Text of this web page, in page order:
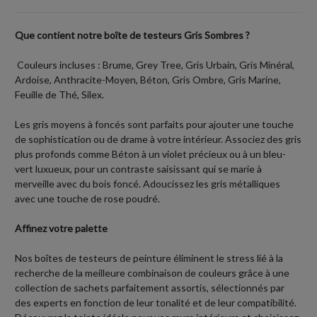
Que contient notre boîte de testeurs Gris Sombres ?
Couleurs incluses : Brume, Grey Tree, Gris Urbain, Gris Minéral,
Ardoise, Anthracite-Moyen, Béton, Gris Ombre, Gris Marine,
Feuille de Thé, Silex.
Les gris moyens à foncés sont parfaits pour ajouter une touche
de sophistication ou de drame à votre intérieur. Associez des gris
plus profonds comme Béton à un violet précieux ou à un bleu-
vert luxueux, pour un contraste saisissant qui se marie à
merveille avec du bois foncé. Adoucissez les gris métalliques
avec une touche de rose poudré.
Affinez votre palette
Nos boîtes de testeurs de peinture éliminent le stress lié à la
recherche de la meilleure combinaison de couleurs grâce à une
collection de sachets parfaitement assortis, sélectionnés par
des experts en fonction de leur tonalité et de leur compatibilité.